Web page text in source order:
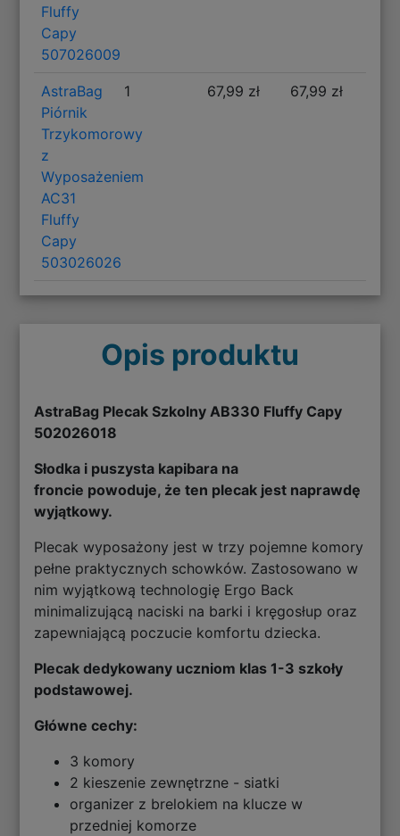
Fluffy
Capy
507026009
AstraBag
Piórnik
Trzykomorowy
z
Wyposażeniem
AC31
Fluffy
Capy
503026026
1 67,99 zł 67,99 zł
Opis produktu
AstraBag Plecak Szkolny AB330 Fluffy Capy
502026018
Słodka i puszysta kapibara na
froncie powoduje, że ten plecak jest naprawdę
wyjątkowy.
Plecak wyposażony jest w trzy pojemne komory
pełne praktycznych schowków. Zastosowano w
nim wyjątkową technologię Ergo Back
minimalizującą naciski na barki i kręgosłup oraz
zapewniającą poczucie komfortu dziecka.
Plecak dedykowany uczniom klas 1-3 szkoły
podstawowej.
Główne cechy:
3 komory
2 kieszenie zewnętrzne - siatki
organizer z brelokiem na klucze w
przedniej komorze